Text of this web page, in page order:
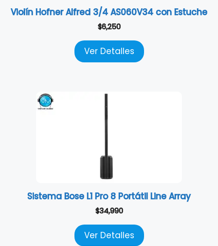
Violín Hofner Alfred 3/4 AS060V34 con Estuche
$6,250
Ver Detalles
Sistema Bose L1 Pro 8 Portátil Line Array
$34,990
Ver Detalles